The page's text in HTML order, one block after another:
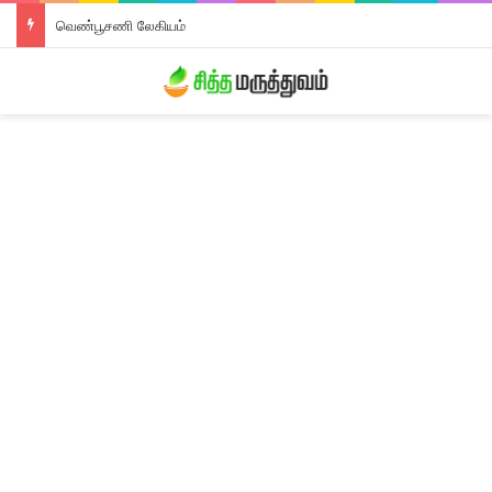
வெண்பூசணி லேகியம்